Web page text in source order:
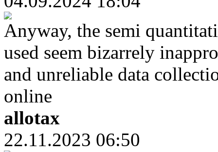
Anyway, the semi
used seem bizarrely
and unreliable data
online
allotax
22.11.2023 06:50